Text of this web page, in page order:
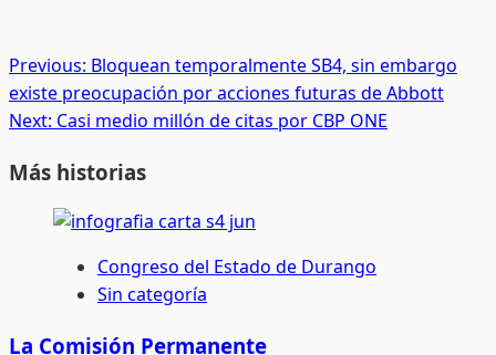
Post
navigation
Previous: Bloquean temporalmente SB4, sin embargo
existe preocupación por acciones futuras de Abbott
Next: Casi medio millón de citas por CBP ONE
Más historias
Congreso del Estado de Durango
Sin categoría
La Comisión Permanente